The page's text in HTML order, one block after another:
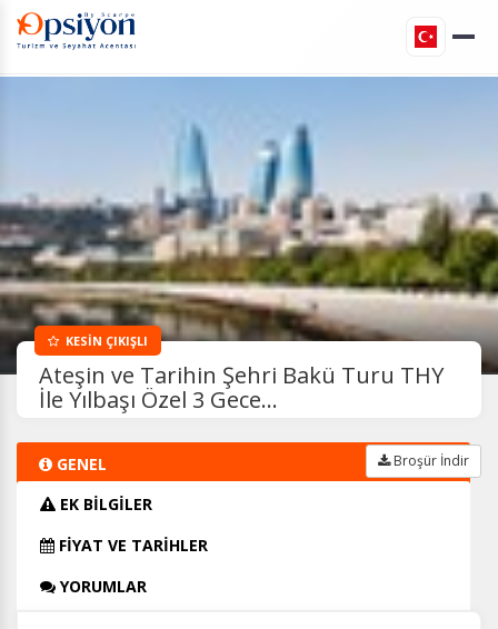
KESİN ÇIKIŞLI
Ateşin ve Tarihin Şehri Bakü Turu THY
İle Yılbaşı Özel 3 Gece...
GENEL
EK BİLGİLER
FİYAT VE TARİHLER
YORUMLAR
Broşür İndir